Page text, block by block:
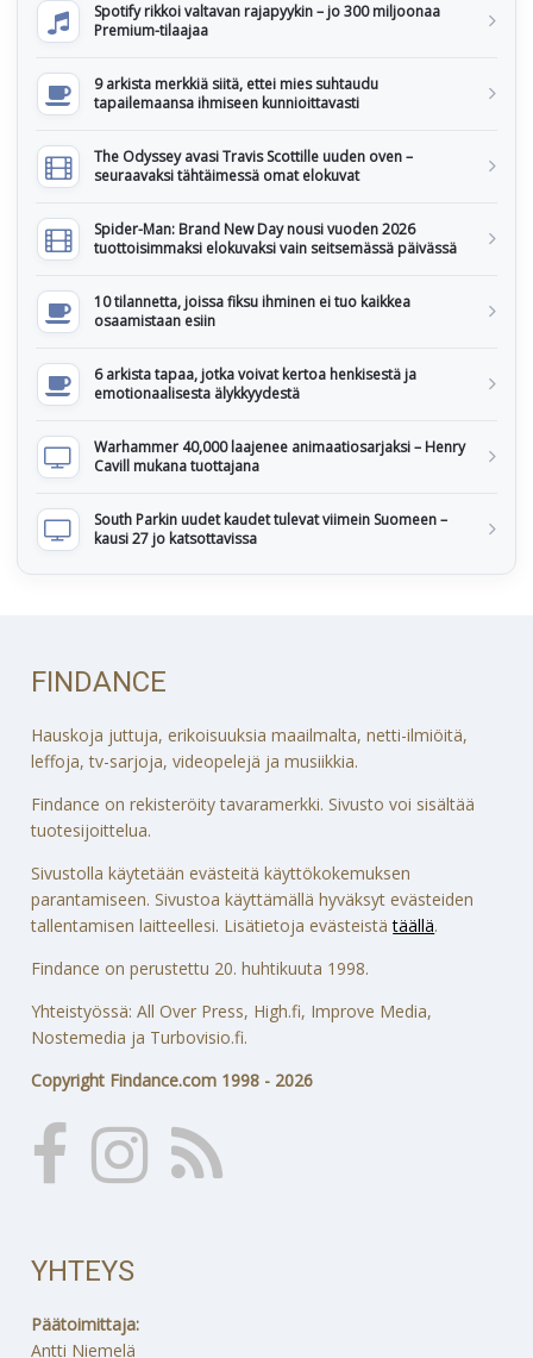
Spotify rikkoi valtavan rajapyykin – jo 300 miljoonaa
Premium-tilaajaa
9 arkista merkkiä siitä, ettei mies suhtaudu
tapailemaansa ihmiseen kunnioittavasti
The Odyssey avasi Travis Scottille uuden oven –
seuraavaksi tähtäimessä omat elokuvat
Spider-Man: Brand New Day nousi vuoden 2026
tuottoisimmaksi elokuvaksi vain seitsemässä päivässä
10 tilannetta, joissa fiksu ihminen ei tuo kaikkea
osaamistaan esiin
6 arkista tapaa, jotka voivat kertoa henkisestä ja
emotionaalisesta älykkyydestä
Warhammer 40,000 laajenee animaatiosarjaksi – Henry
Cavill mukana tuottajana
South Parkin uudet kaudet tulevat viimein Suomeen –
kausi 27 jo katsottavissa
FINDANCE
Hauskoja juttuja, erikoisuuksia maailmalta, netti-ilmiöitä,
leffoja, tv-sarjoja, videopelejä ja musiikkia.
Findance on rekisteröity tavaramerkki. Sivusto voi sisältää
tuotesijoittelua.
Sivustolla käytetään evästeitä käyttökokemuksen
parantamiseen. Sivustoa käyttämällä hyväksyt evästeiden
tallentamisen laitteellesi. Lisätietoja evästeistätäällä.
Findance on perustettu 20. huhtikuuta 1998.
Yhteistyössä: All Over Press, High.fi, Improve Media,
Nostemedia ja Turbovisio.fi.
Copyright Findance.com 1998 - 2026
YHTEYS
Päätoimittaja:
Antti Niemelä